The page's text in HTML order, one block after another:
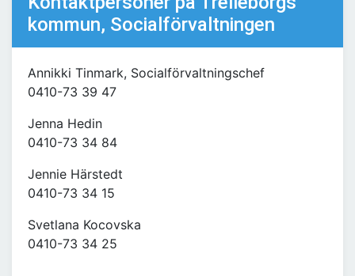
kommun, Socialförvaltningen
Annikki Tinmark, Socialförvaltningschef
0410-73 39 47
Jenna Hedin
0410-73 34 84
Jennie Härstedt
0410-73 34 15
Svetlana Kocovska
0410-73 34 25